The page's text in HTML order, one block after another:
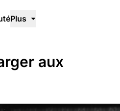
Plus
aux